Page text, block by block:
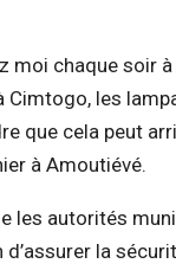
moi chaque soir
Cimtogo, les
que cela peut
à Amoutiévé.
les autorités
d’assurer la